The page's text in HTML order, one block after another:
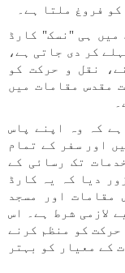
فروغ ملتا ہے۔
میں ہی "نسک" کارڈ
کر دی جاتی ہے،
نقل و حرکت کو
مقدس مقامات میں
کہ وہ اپنے پاس
اور سفر کے تمام
تک رسائی کے
دیا کہ یہ کارڈ
مقامات اور مسجد
لازمی شرط ہے۔ اس
حرکت کو منظم کرنے
کے معیار کو بہتر